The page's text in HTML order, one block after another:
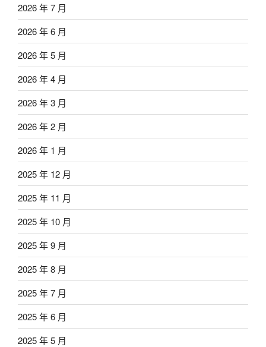
2026 年 7 月
2026 年 6 月
2026 年 5 月
2026 年 4 月
2026 年 3 月
2026 年 2 月
2026 年 1 月
2025 年 12 月
2025 年 11 月
2025 年 10 月
2025 年 9 月
2025 年 8 月
2025 年 7 月
2025 年 6 月
2025 年 5 月